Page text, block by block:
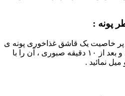
پونه :
خاصیت یک قاشق غذاخوری پونه ی
را به یک لیوان ابجوش بیفزایید و بعد از ۱۰ دقیقه صبوری ، آن را با
نمائید .